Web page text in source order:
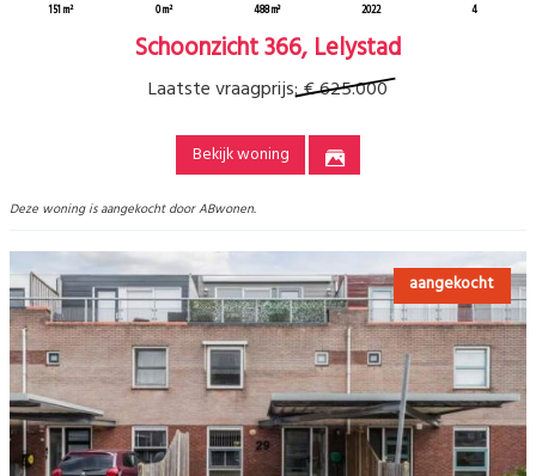
151 m² 0 m² 488 m³ 2022 4
Schoonzicht 366, Lelystad
Laatste vraagprijs:€ 625.000
Bekijk woning
Deze woning is aangekocht door ABwonen.
aangekocht